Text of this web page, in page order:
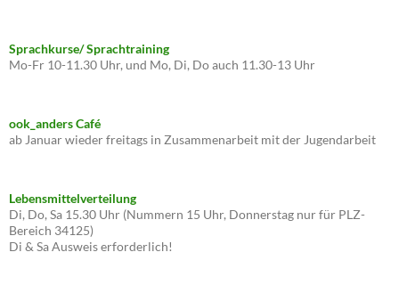
Sprachkurse/ Sprachtraining
Mo-Fr 10-11.30 Uhr, und Mo, Di, Do auch 11.30-13 Uhr
ook_anders Café
ab Januar wieder freitags in Zusammenarbeit mit der Jugendarbeit
Lebensmittelverteilung
Di, Do, Sa 15.30 Uhr (Nummern 15 Uhr, Donnerstag nur für PLZ-
Bereich 34125)
Di & Sa Ausweis erforderlich!